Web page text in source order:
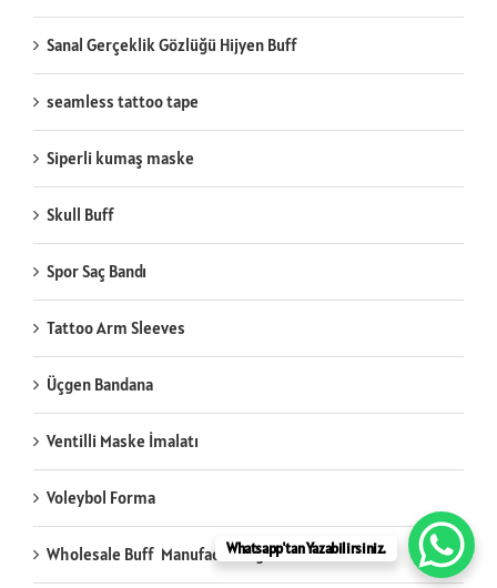
Sanal Gerçeklik Gözlüğü Hijyen Buff
seamless tattoo tape
Siperli kumaş maske
Skull Buff
Spor Saç Bandı
Tattoo Arm Sleeves
Üçgen Bandana
Ventilli Maske İmalatı
Voleybol Forma
Wholesale Buff ManufacturingWhatsapp'tan Yazabilirsiniz.